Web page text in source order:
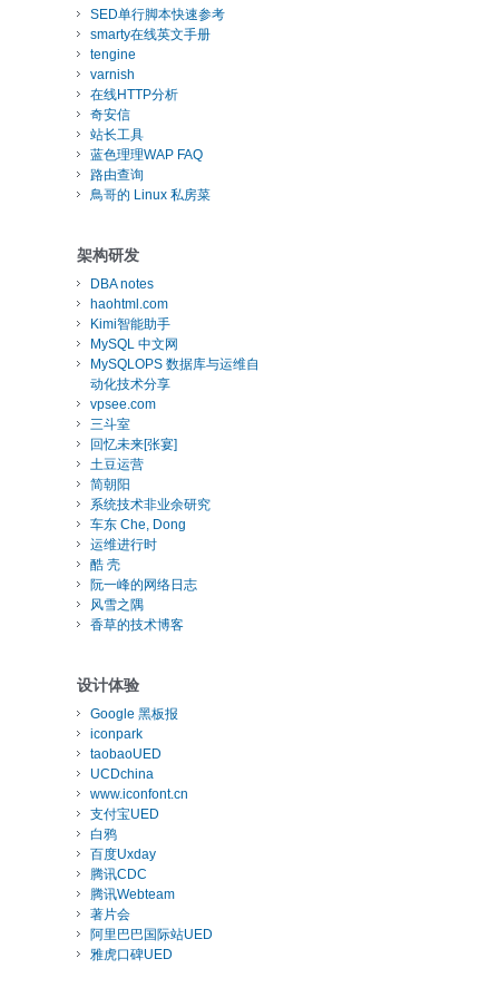
SED单行脚本快速参考
smarty在线英文手册
tengine
varnish
在线HTTP分析
奇安信
站长工具
蓝色理理WAP FAQ
路由查询
鳥哥的 Linux 私房菜
架构研发
DBA notes
haohtml.com
Kimi智能助手
MySQL 中文网
MySQLOPS 数据库与运维自
动化技术分享
vpsee.com
三斗室
回忆未来[张宴]
土豆运营
简朝阳
系统技术非业余研究
车东 Che, Dong
运维进行时
酷 壳
阮一峰的网络日志
风雪之隅
香草的技术博客
设计体验
Google 黑板报
iconpark
taobaoUED
UCDchina
www.iconfont.cn
支付宝UED
白鸦
百度Uxday
腾讯CDC
腾讯Webteam
著片会
阿里巴巴国际站UED
雅虎口碑UED